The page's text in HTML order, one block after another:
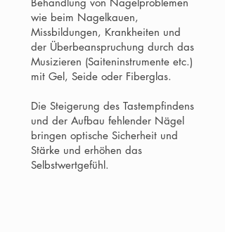
wie beim Nagelkauen,
Missbildungen, Krankheiten und
der Überbeanspruchung durch das
Musizieren (Saiteninstrumente etc.)
mit Gel, Seide oder Fiberglas.
Die Steigerung des Tastempfindens
und der Aufbau fehlender Nägel
bringen optische Sicherheit und
Stärke und erhöhen das
Selbstwertgefühl.